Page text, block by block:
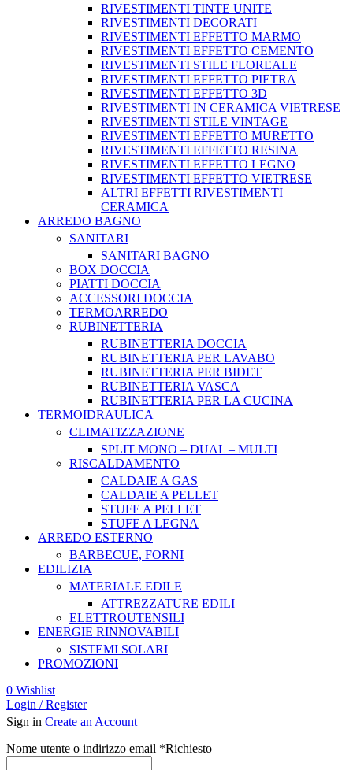
RIVESTIMENTI TINTE UNITE
RIVESTIMENTI DECORATI
RIVESTIMENTI EFFETTO MARMO
RIVESTIMENTI EFFETTO CEMENTO
RIVESTIMENTI STILE FLOREALE
RIVESTIMENTI EFFETTO PIETRA
RIVESTIMENTI EFFETTO 3D
RIVESTIMENTI IN CERAMICA VIETRESE
RIVESTIMENTI STILE VINTAGE
RIVESTIMENTI EFFETTO MURETTO
RIVESTIMENTI EFFETTO RESINA
RIVESTIMENTI EFFETTO LEGNO
RIVESTIMENTI EFFETTO VIETRESE
ALTRI EFFETTI RIVESTIMENTI
CERAMICA
ARREDO BAGNO
SANITARI
SANITARI BAGNO
BOX DOCCIA
PIATTI DOCCIA
ACCESSORI DOCCIA
TERMOARREDO
RUBINETTERIA
RUBINETTERIA DOCCIA
RUBINETTERIA PER LAVABO
RUBINETTERIA PER BIDET
RUBINETTERIA VASCA
RUBINETTERIA PER LA CUCINA
TERMOIDRAULICA
CLIMATIZZAZIONE
SPLIT MONO – DUAL – MULTI
RISCALDAMENTO
CALDAIE A GAS
CALDAIE A PELLET
STUFE A PELLET
STUFE A LEGNA
ARREDO ESTERNO
BARBECUE, FORNI
EDILIZIA
MATERIALE EDILE
ATTREZZATURE EDILI
ELETTROUTENSILI
ENERGIE RINNOVABILI
SISTEMI SOLARI
PROMOZIONI
0 Wishlist
Login / Register
Sign in Create an Account
Nome utente o indirizzo email *Richiesto